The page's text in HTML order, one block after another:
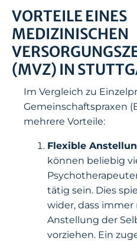
VORTEILE EINES
MEDIZINISCHEN
(MVZ) IN
Im Vergleich zu
Gemeinschaftspraxen
mehrere Vorteile:
Flexible
können beliebig
tätig sein. Dies
wider, dass
Anstellung der
vorziehen. Ein